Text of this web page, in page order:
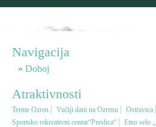
Planinski turizam
Banjski turizam
Navigacija
Doboj
Atraktivnosti
Terme Ozren Vučiji dani na Ozrenu Ostravica
Sportsko rekreativni centar“Preslica“
Etno selo